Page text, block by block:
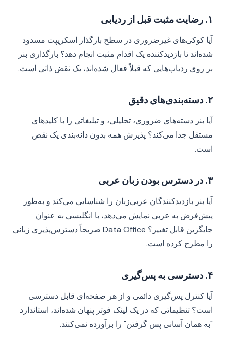
۱. رضایت مثبت قبل از ردیابی
آیا کوکی‌های غیرضروری در سطح بارگذار اسکریپت مسدود
شده‌اند تا بازدیدکننده یک اقدام مثبت انجام دهد؟ بارگذاری بنر
بر روی ردیاب‌هایی که قبلاً فعال شده‌اند، یک نقض ذاتی است.
۲. دسته‌بندی‌های دقیق
آیا بنر دسته‌های ضروری، تحلیلی، و تبلیغاتی را با کلیدهای
مستقل جدا می‌کند؟ پذیرش همه بدون دانه‌بندی یک نقص
است.
۳. در دسترس بودن زبان عربی
آیا بنر بازدیدکنندگان عربی‌زبان را شناسایی می‌کند و به‌طور
پیش‌فرض به عربی نمایش می‌دهد، با انگلیسی به عنوان
جایگزین قابل تغییر؟ Data Office صریحاً دسترس‌پذیری زبانی
را مطرح کرده است.
۴. دسترسی به پس‌گیری
آیا کنترل پس‌گیری دائمی و از هر صفحه‌ای قابل دسترسی
است؟ تنظیماتی که در یک لینک فوتر پنهان شده‌اند، استاندارد
"به همان آسانی پس گرفتن" را برآورده نمی‌کنند.